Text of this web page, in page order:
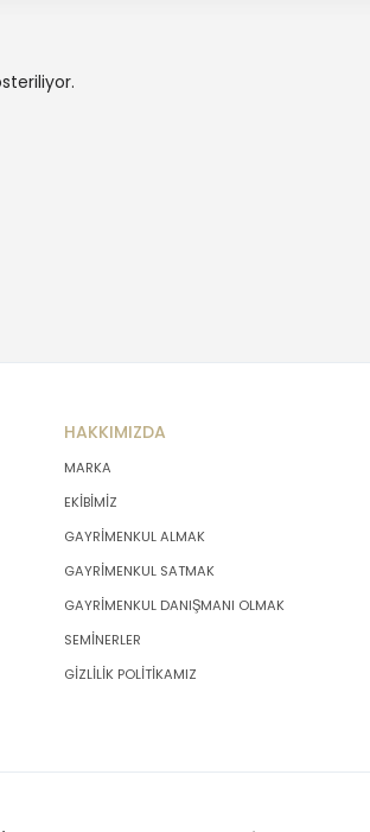
HAKKIMIZDA
MARKA
EKİBİMİZ
GAYRİMENKUL ALMAK
GAYRİMENKUL SATMAK
GAYRİMENKUL DANIŞMANI OLMAK
SEMİNERLER
GİZLİLİK POLİTİKAMIZ